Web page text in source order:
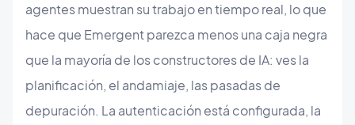
agentes muestran su trabajo en tiempo real, lo que
hace que Emergent parezca menos una caja negra
que la mayoría de los constructores de IA: ves la
planificación, el andamiaje, las pasadas de
depuración. La autenticación está configurada, la